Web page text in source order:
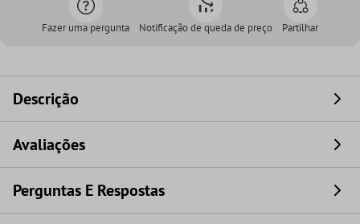
Fazer uma pergunta Notificação de queda de preço Partilhar
Descrição
Avaliações
Perguntas E Respostas